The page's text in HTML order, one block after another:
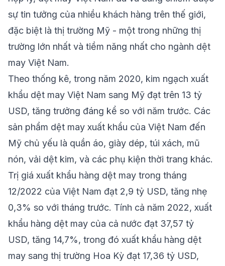
sự tin tưởng của nhiều khách hàng trên thế giới,
đặc biệt là thị trường Mỹ - một trong những thị
trường lớn nhất và tiềm năng nhất cho ngành dệt
may Việt Nam.
Theo thống kê, trong năm 2020, kim ngạch xuất
khẩu dệt may Việt Nam sang Mỹ đạt trên 13 tỷ
USD, tăng trưởng đáng kể so với năm trước. Các
sản phẩm dệt may xuất khẩu của Việt Nam đến
Mỹ chủ yếu là quần áo, giày dép, túi xách, mũ
nón, vải dệt kim, và các phụ kiện thời trang khác.
Trị giá xuất khẩu hàng dệt may trong tháng
12/2022 của Việt Nam đạt 2,9 tỷ USD, tăng nhẹ
0,3% so với tháng trước. Tính cả năm 2022, xuất
khẩu hàng dệt may của cả nước đạt 37,57 tỷ
USD, tăng 14,7%, trong đó xuất khẩu hàng dệt
may sang thị trường Hoa Kỳ đạt 17,36 tỷ USD,